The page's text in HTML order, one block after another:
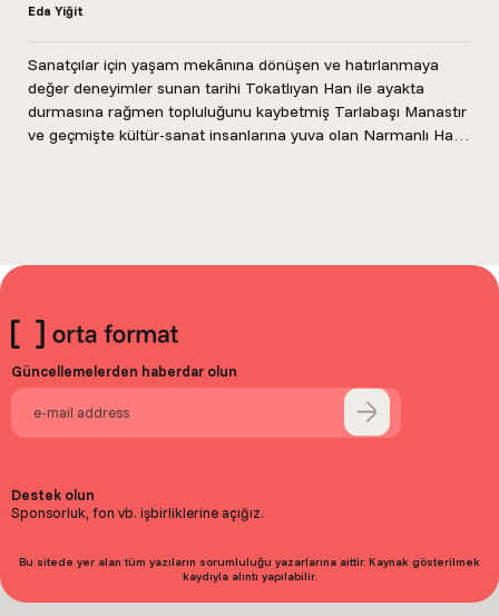
Eda Yiğit
Sanatçılar için yaşam mekânına dönüşen ve hatırlanmaya
değer deneyimler sunan tarihi Tokatlıyan Han ile ayakta
durmasına rağmen topluluğunu kaybetmiş Tarlabaşı Manastır
ve geçmişte kültür-sanat insanlarına yuva olan Narmanlı Han
Güncellemelerden haberdar olun
Destek olun
Sponsorluk, fon vb. işbirliklerine açığız.
Bu sitede yer alan tüm yazıların sorumluluğu yazarlarına aittir. Kaynak gösterilmek
kaydıyla alıntı yapılabilir.